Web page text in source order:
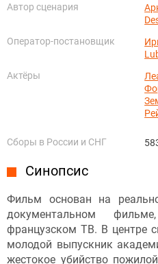
Автор сценария
Оператор-постановщик
Актёры
Сборы в России и СНГ
Синопсис
Фильм основан на
документальном
французском ТВ. В центре
молодой выпускник
жестокое убийство